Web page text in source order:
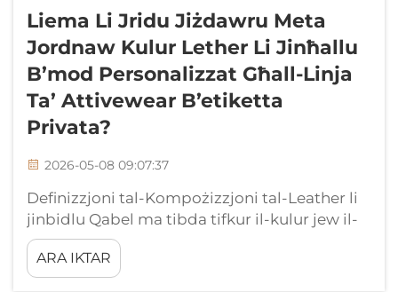
Liema Li Jridu Jiżdawru Meta
Jordnaw Kulur Lether Li Jinħallu
B’mod Personalizzat Għall-Linja
Ta’ Attivewear B’etiketta
Privata?
2026-05-08 09:07:37
Definizzjoni tal-Kompożizzjoni tal-Leather li
jinbidlu Qabel ma tibda tifkur il-kulur jew il-
briżż fuq is-saħħa, trid tifforma eżatt liema
materjal huwa magħmul. Il-leather li jinbidlu
għall-attivewear kważi qatt ma jkun leather
ARA IKTAR